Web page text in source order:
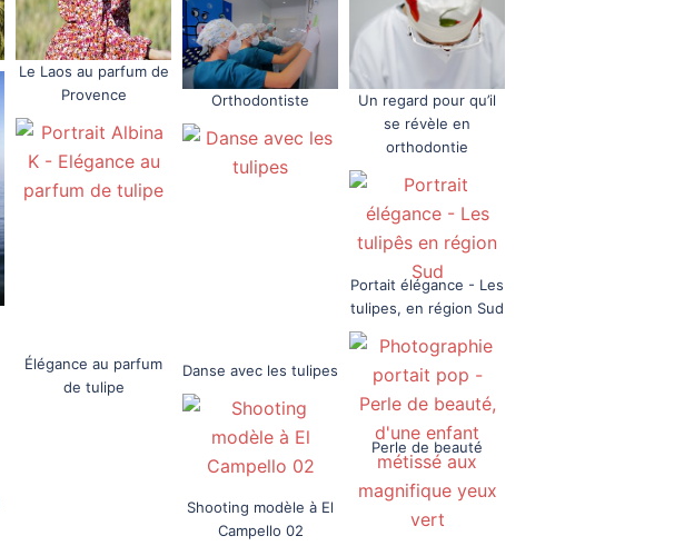
Le Laos au parfum de
Provence
Orthodontiste
Un regard pour qu’il
se révèle en
orthodontie
Élégance au parfum
de tulipe
Danse avec les tulipes
Portait élégance - Les
tulipes, en région Sud
Perle de beauté
Shooting modèle à El
Campello 02